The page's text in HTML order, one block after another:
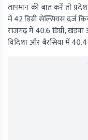
तापमान की बात करें तो
में 42 डिग्री सेल्सियस दर्ज
राजगढ़ में 40.6 डिग्री,
विदिशा और बैरसिया में 40.4